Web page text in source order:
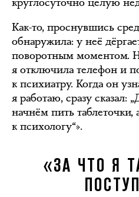
Как-то, проснувшись
обнаружила: у неё
поворотным моментом.
я отключила телефон и
к психиатру. Когда он
я работаю, сразу сказал:
начнём пить таблеточки,
к психологу“».
«ЗА ЧТО Я